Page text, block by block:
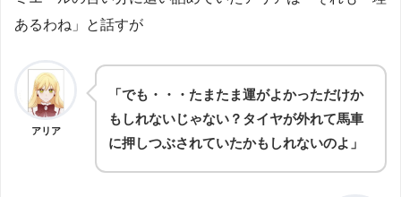
あるわね」と話すが
アリア
「でも・・・たまたま運がよかっただけか
もしれないじゃない？タイヤが外れて馬車
に押しつぶされていたかもしれないのよ」